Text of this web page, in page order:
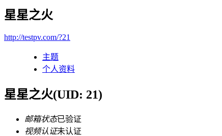
星星之火
http://testpv.com/?21
主题
个人资料
星星之火(UID: 21)
邮箱状态已验证
视频认证未认证